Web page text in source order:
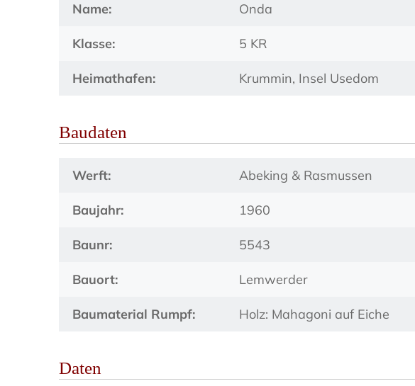
Name: Onda
Klasse: 5 KR
Heimathafen: Krummin, Insel Usedom
Baudaten
Werft: Abeking & Rasmussen
Baujahr: 1960
Baunr: 5543
Bauort: Lemwerder
Baumaterial Rumpf: Holz: Mahagoni auf Eiche
Daten